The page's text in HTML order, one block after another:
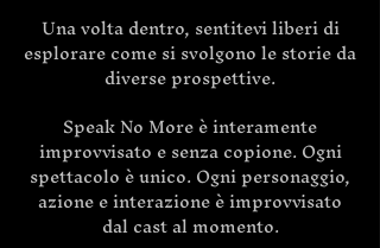
Una volta dentro, sentitevi liberi di
esplorare come si svolgono le storie da
diverse prospettive.
Speak No More è interamente
improvvisato e senza copione. Ogni
spettacolo è unico. Ogni personaggio,
azione e interazione è improvvisato
dal cast al momento.